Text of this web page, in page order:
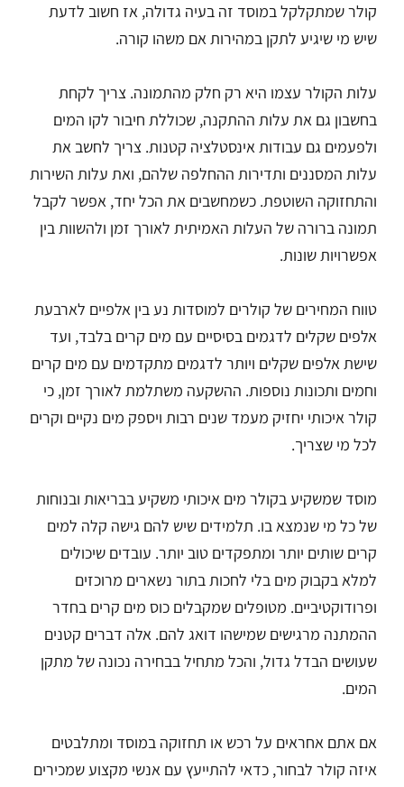
קולר שמתקלקל במוסד זה בעיה גדולה, אז חשוב לדעת
שיש מי שיגיע לתקן במהירות אם משהו קורה.
עלות הקולר עצמו היא רק חלק מהתמונה. צריך לקחת
בחשבון גם את עלות ההתקנה, שכוללת חיבור לקו המים
ולפעמים גם עבודות אינסטלציה קטנות. צריך לחשב את
עלות המסננים ותדירות ההחלפה שלהם, ואת עלות השירות
והתחזוקה השוטפת. כשמחשבים את הכל יחד, אפשר לקבל
תמונה ברורה של העלות האמיתית לאורך זמן ולהשוות בין
אפשרויות שונות.
טווח המחירים של קולרים למוסדות נע בין אלפיים לארבעת
אלפים שקלים לדגמים בסיסיים עם מים קרים בלבד, ועד
שישת אלפים שקלים ויותר לדגמים מתקדמים עם מים קרים
וחמים ותכונות נוספות. ההשקעה משתלמת לאורך זמן, כי
קולר איכותי יחזיק מעמד שנים רבות ויספק מים נקיים וקרים
לכל מי שצריך.
מוסד שמשקיע בקולר מים איכותי משקיע בבריאות ובנוחות
של כל מי שנמצא בו. תלמידים שיש להם גישה קלה למים
קרים שותים יותר ומתפקדים טוב יותר. עובדים שיכולים
למלא בקבוק מים בלי לחכות בתור נשארים מרוכזים
ופרודוקטיביים. מטופלים שמקבלים כוס מים קרים בחדר
ההמתנה מרגישים שמישהו דואג להם. אלה דברים קטנים
שעושים הבדל גדול, והכל מתחיל בבחירה נכונה של מתקן
המים.
אם אתם אחראים על רכש או תחזוקה במוסד ומתלבטים
איזה קולר לבחור, כדאי להתייעץ עם אנשי מקצוע שמכירים